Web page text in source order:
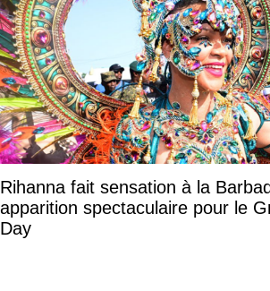
Rihanna fait sensation à la
apparition spectaculaire pour le
Day